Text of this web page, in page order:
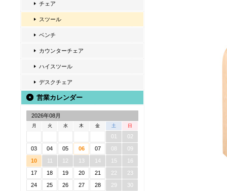
チェア
スツール
ベンチ
カウンターチェア
ハイスツール
デスクチェア
営業カレンダー
2026年08月
月 火 水 木 金 土 日
01
02
03
04 05 06 07 08
09
10
11 12 13 14 15
16
17
18 19 20 21 22
23
24
25 26 27 28 29
30